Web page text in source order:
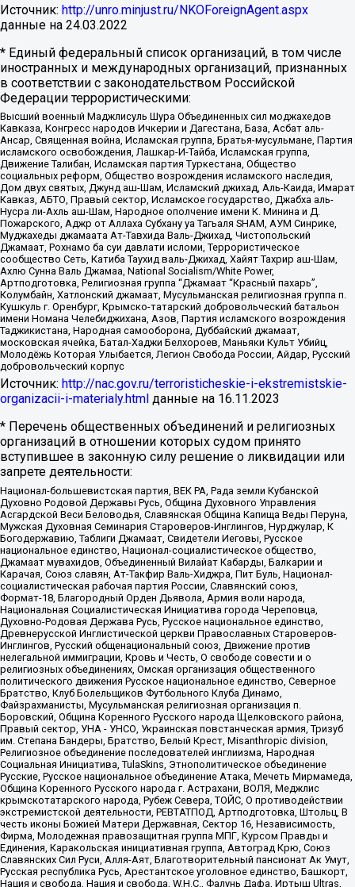
Источник: http://unro.minjust.ru/NKOForeignAgent.aspx
данные на 24.03.2022
* Единый федеральный список организаций, в том числе
иностранных и международных организаций, признанных
в соответствии с законодательством Российской
Федерации террористическими:
Высший военный Маджлисуль Шура Объединенных сил моджахедов
Кавказа, Конгресс народов Ичкерии и Дагестана, База, Асбат аль-
Ансар, Священная война, Исламская группа, Братья-мусульмане, Партия
исламского освобождения, Лашкар-И-Тайба, Исламская группа,
Движение Талибан, Исламская партия Туркестана, Общество
социальных реформ, Общество возрождения исламского наследия,
Дом двух святых, Джунд аш-Шам, Исламский джихад, Аль-Каида, Имарат
Кавказ, АБТО, Правый сектор, Исламское государство, Джабха аль-
Нусра ли-Ахль аш-Шам, Народное ополчение имени К. Минина и Д.
Пожарского, Аджр от Аллаха Субхану уа Тагьаля SHAM, АУМ Синрике,
Муджахеды джамаата Ат-Тавхида Валь-Джихад, Чистопольский
Джамаат, Рохнамо ба суи давлати исломи, Террористическое
сообщество Сеть, Катиба Таухид валь-Джихад, Хайят Тахрир аш-Шам,
Ахлю Сунна Валь Джамаа, National Socialism/White Power,
Артподготовка, Религиозная группа “Джамаат “Красный пахарь”,
Колумбайн, Хатлонский джамаат, Мусульманская религиозная группа п.
Кушкуль г. Оренбург, Крымско-татарский добровольческий батальон
имени Номана Челебиджихана, Азов, Партия исламского возрождения
Таджикистана, Народная самооборона, Дуббайский джамаат,
московская ячейка, Батал-Хаджи Белхороев, Маньяки Культ Убийц,
Молодёжь Которая Улыбается, Легион Свобода России, Айдар, Русский
добровольческий корпус
Источник: http://nac.gov.ru/terroristicheskie-i-ekstremistskie-
organizacii-i-materialy.html данные на 16.11.2023
* Перечень общественных объединений и религиозных
организаций в отношении которых судом принято
вступившее в законную силу решение о ликвидации или
запрете деятельности:
Национал-большевистская партия, ВЕК РА, Рада земли Кубанской
Духовно Родовой Державы Русь, Община Духовного Управления
Асгардской Веси Беловодья, Славянская Община Капища Веды Перуна,
Мужская Духовная Семинария Староверов-Инглингов, Нурджулар, К
Богодержавию, Таблиги Джамаат, Свидетели Иеговы, Русское
национальное единство, Национал-социалистическое общество,
Джамаат мувахидов, Объединенный Вилайат Кабарды, Балкарии и
Карачая, Союз славян, Ат-Такфир Валь-Хиджра, Пит Буль, Национал-
социалистическая рабочая партия России, Славянский союз,
Формат-18, Благородный Орден Дьявола, Армия воли народа,
Национальная Социалистическая Инициатива города Череповца,
Духовно-Родовая Держава Русь, Русское национальное единство,
Древнерусской Инглистической церкви Православных Староверов-
Инглингов, Русский общенациональный союз, Движение против
нелегальной иммиграции, Кровь и Честь, О свободе совести и о
религиозных объединениях, Омская организация общественного
политического движения Русское национальное единство, Северное
Братство, Клуб Болельщиков Футбольного Клуба Динамо,
Файзрахманисты, Мусульманская религиозная организация п.
Боровский, Община Коренного Русского народа Щелковского района,
Правый сектор, УНА - УНСО, Украинская повстанческая армия, Тризуб
им. Степана Бандеры, Братство, Белый Крест, Misanthropic division,
Религиозное объединение последователей инглиизма, Народная
Социальная Инициатива, TulaSkins, Этнополитическое объединение
Русские, Русское национальное объединение Атака, Мечеть Мирмамеда,
Община Коренного Русского народа г. Астрахани, ВОЛЯ, Меджлис
крымскотатарского народа, Рубеж Севера, ТОЙС, О противодействии
экстремистской деятельности, РЕВТАТПОД, Артподготовка, Штольц, В
честь иконы Божией Матери Державная, Сектор 16, Независимость,
Фирма, Молодежная правозащитная группа МПГ, Курсом Правды и
Единения, Каракольская инициативная группа, Автоград Крю, Союз
Славянских Сил Руси, Алля-Аят, Благотворительный пансионат Ак Умут,
Русская республика Русь, Арестантское уголовное единство, Башкорт,
Нация и свобода, Нация и свобода, W.H.С., Фалунь Дафа, Иртыш Ultras,